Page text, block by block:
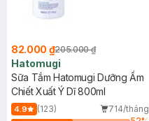
82.000 ₫205.000 ₫
Hatomugi
Sữa Tắm Hatomugi Dưỡng Ẩm
Chiết Xuất Ý Dĩ 800ml
4.9 (123)
714/tháng